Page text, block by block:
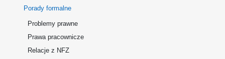
Porady formalne
Problemy prawne
Prawa pracownicze
Relacje z NFZ